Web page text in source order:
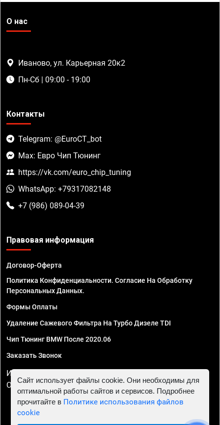
О нас
Иваново, ул. Карьерная 20к2
Пн-Сб | 09:00 - 19:00
Контакты
Telegram: @EuroCT_bot
Max: Евро Чип Тюнинг
https://vk.com/euro_chip_tuning
WhatsApp: +79317082148
+7 (986) 089-04-39
Правовая информация
Договор-Оферта
Политика Конфиденциальности. Согласие На Обработку
Персональных Данных.
Формы Оплаты
Удаление Сажевого Фильтра На Турбо Дизеле TDI
Чип Тюнинг BMW После 2020.06
Заказать Звонок
ИП Смирнов Георгий Павлович. ИНН 781302555843,
ОГРНИП 324470400032610
Сайт использует файлы cookie. Они необходимы для
оптимальной работы сайтов и сервисов. Подробнее
прочитайте в Политике использования файлов
cookie